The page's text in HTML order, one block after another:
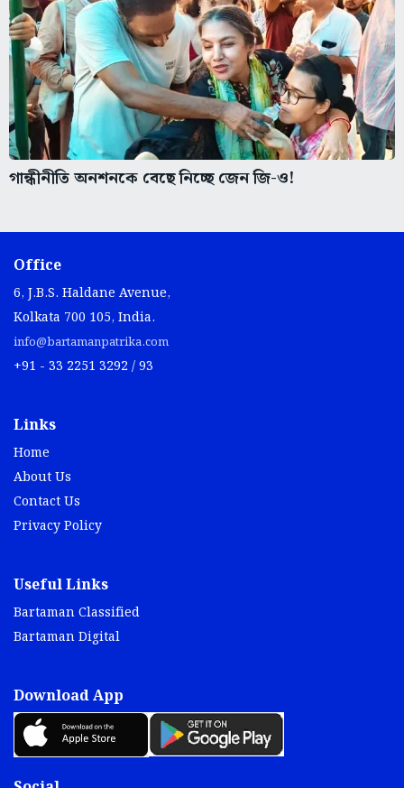
গান্ধীনীতি অনশনকে বেছে নিচ্ছে জেন জি-ও!
Office
6, J.B.S. Haldane Avenue,
Kolkata 700 105, India.
info@bartamanpatrika.com
+91 - 33 2251 3292 / 93
Links
Home
About Us
Contact Us
Privacy Policy
Useful Links
Bartaman Classified
Bartaman Digital
Download App